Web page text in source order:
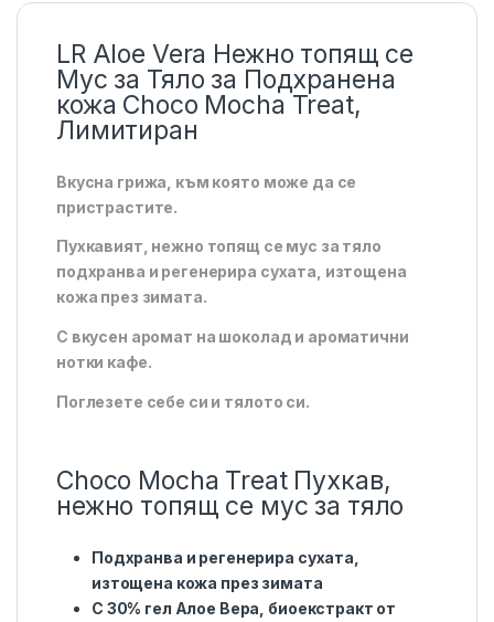
LR Aloe Vera Нежно топящ се
Мус за Тяло за Подхранена
кожа Choco Mocha Treat,
Лимитиран
Вкусна грижа, към която може да се
пристрастите.
Пухкавият, нежно топящ се мус за тяло
подхранва и регенерира сухата, изтощена
кожа през зимата.
С вкусен аромат на шоколад и ароматични
нотки кафе.
Поглезете себе си и тялото си.
Choco Mocha Treat Пухкав,
нежно топящ се мус за тяло
Подхранва и регенерира сухата,
изтощена кожа през зимата
С 30% гел Алое Вера, биоекстракт от